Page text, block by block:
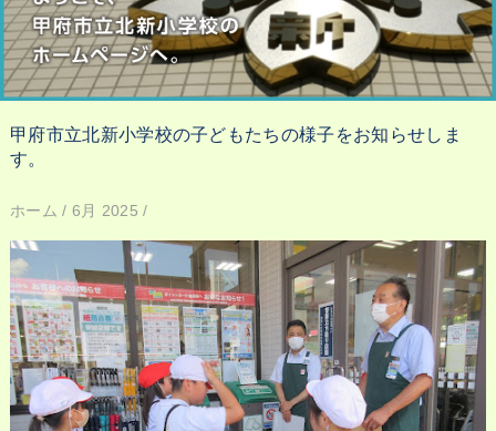
甲府市立北新小学校の子どもたちの様子をお知らせしま
す。
ホーム / 6月 2025 /